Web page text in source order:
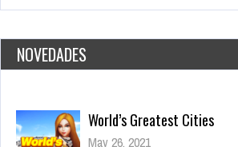
NOVEDADESMay 26, 2021
Daily Net